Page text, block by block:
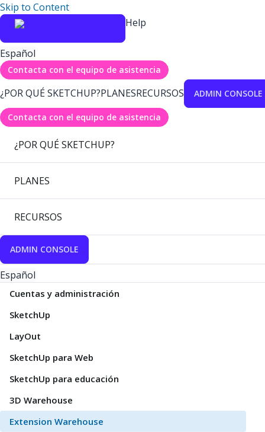
Skip to Content
Help
Español
Contacta con el equipo de asistencia
¿POR QUÉ SKETCHUP?PLANESRECURSOS ADMIN CONSOLE
Contacta con el equipo de asistencia
¿POR QUÉ SKETCHUP?
PLANES
RECURSOS
ADMIN CONSOLE
Español
Cuentas y administración
SketchUp
LayOut
SketchUp para Web
SketchUp para educación
3D Warehouse
Extension Warehouse